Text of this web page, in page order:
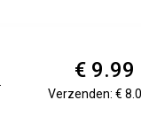
€ 9.99
Verzenden: €